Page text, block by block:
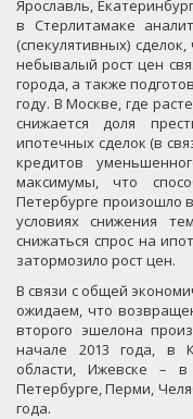
Ярославль,
в Стерлитамаке
(спекулятивных)
небывалый рост цен
города, а также
году. В Москве, где
снижается доля
ипотечных сделок (в
кредитов
максимумы, что
Петербурге произошло
условиях снижения
снижаться спрос на
затормозило рост цен.
В связи с общей
ожидаем, что
второго эшелона
начале 2013 года, в
области, Ижевске –
Петербурге, Перми,
года.